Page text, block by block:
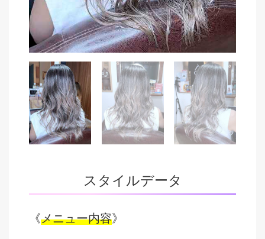
スタイルデータ
《メニュー内容》